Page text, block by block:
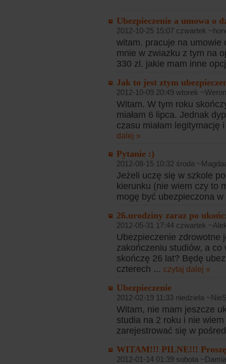
Ubezpieczenie a umowa o
2012-10-25 15:07 czwartek
witam. pracuje na umowie
mnie w zwiazku z tym na
330 zl. jakie mam inne
Jak to jest ztym
2012-10-09 20:49 wtorek
Witam. W tym roku
miałam 6 lipca. Jednak
czasu miałam
dalej »
Pytanie :)
2012-08-15 10:32 środa
Jeżeli uczę się w szkole
kierunku (nie wiem czy to
mogę być ubezpieczona
26.urodziny zaraz po
2012-05-31 17:44 czwartek
Ubezpieczenie zdrowotne
zakończeniu studiów, a co
skończę 26 lat? Będę
czterech ... czytaj dalej »
Ubezpieczenie
2012-02-19 11:33 niedziela
Witam, nie mam jeszcze
studia na 2 roku i nie
zarejestrować się w
WITAM!!! PILNE!!!
2012-01-14 01:39 sobota